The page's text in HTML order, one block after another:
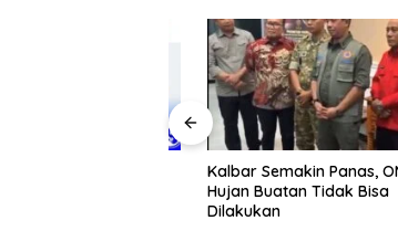
Kalbar Semakin Panas, OMC
Hujan Buatan Tidak Bisa
Dilakukan